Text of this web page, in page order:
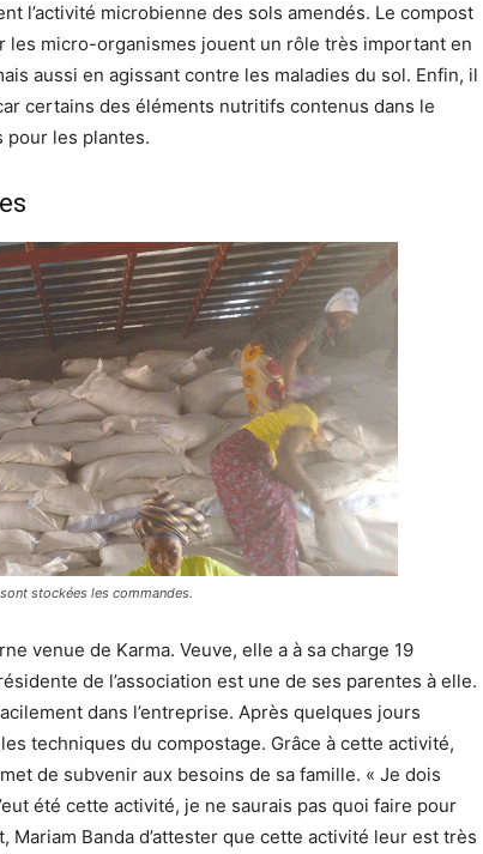
l’activité microbienne des sols amendés. Le compost
les micro-organismes jouent un rôle très important en
aussi en agissant contre les maladies du sol. Enfin, il
certains des éléments nutritifs contenus dans le
pour les plantes.
stockées les commandes.
venue de Karma. Veuve, elle a à sa charge 19
de l’association est une de ses parentes à elle.
dans l’entreprise. Après quelques jours
techniques du compostage. Grâce à cette activité,
de subvenir aux besoins de sa famille. « Je dois
été cette activité, je ne saurais pas quoi faire pour
Mariam Banda d’attester que cette activité leur est très